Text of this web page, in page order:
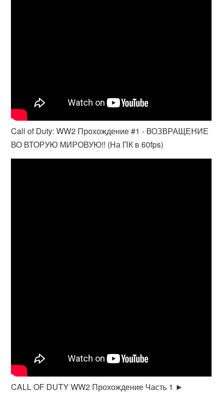
Call of Duty: WW2 Прохождение #1 - ВОЗВРАЩЕНИЕ
ВО ВТОРУЮ МИРОВУЮ!! (На ПК в 60fps)
CALL OF DUTY WW2 Прохождение Часть 1 ►